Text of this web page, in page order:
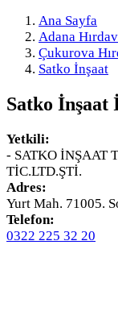
Ana Sayfa
Adana
Çukurova
Satko İnşaat
Satko İnşaat
Yetkili:
- SATKO İNŞAAT
TİC.LTD.ŞTİ.
Adres:
Yurt Mah. 71005.
Telefon:
0322 225 32 20